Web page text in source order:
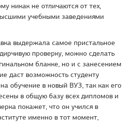
никак не отличаются от тех,
учебными заведениями
выдержала самое пристальное
проверку, можно сделать
бланке, но и с занесением
даст возможность студенту
обучение в новый ВУЗ, так как его
в общую базу всех дипломов и
покажет, что он учился в
именно в тот момент,